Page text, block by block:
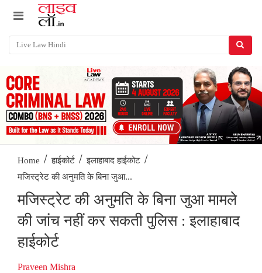
Home / हाईकोर्ट / इलाहाबाद हाईकोट /
मजिस्ट्रेट की अनुमति के बिना जुआ...
मजिस्ट्रेट की अनुमति के बिना जुआ मामले
की जांच नहीं कर सकती पुलिस : इलाहाबाद
हाईकोर्ट
Praveen Mishra